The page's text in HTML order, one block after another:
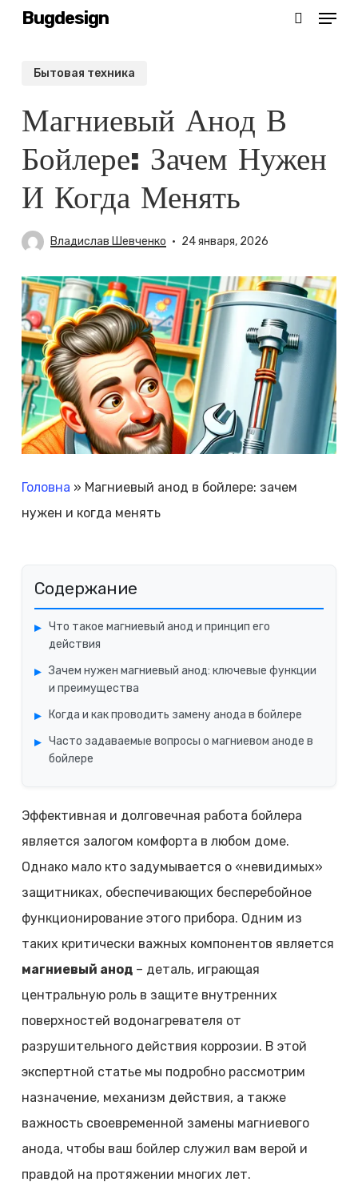
SkipBugdesign Menu
Бытовая техника
Магниевый Анод В
Бойлере: Зачем Нужен
И Когда Менять
Владислав Шевченко 24 января, 2026
Головна » Магниевый анод в бойлере: зачем
нужен и когда менять
Содержание
Что такое магниевый анод и принцип его
действия
Зачем нужен магниевый анод: ключевые функции
и преимущества
Когда и как проводить замену анода в бойлере
Часто задаваемые вопросы о магниевом аноде в
бойлере
Эффективная и долговечная работа бойлера
является залогом комфорта в любом доме.
Однако мало кто задумывается о «невидимых»
защитниках, обеспечивающих бесперебойное
функционирование этого прибора. Одним из
таких критически важных компонентов является
магниевый анод– деталь, играющая
центральную роль в защите внутренних
поверхностей водонагревателя от
разрушительного действия коррозии. В этой
экспертной статье мы подробно рассмотрим
назначение, механизм действия, а также
важность своевременной замены магниевого
анода, чтобы ваш бойлер служил вам верой и
правдой на протяжении многих лет.